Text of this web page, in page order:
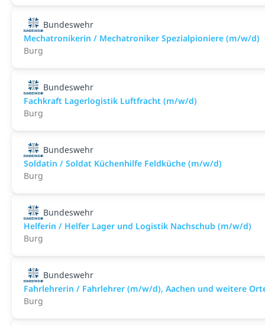
Bundeswehr
Mechatronikerin / Mechatroniker Spezialpioniere (m/w/d)
Burg
Bundeswehr
Fachkraft Lagerlogistik Luftfracht (m/w/d)
Burg
Bundeswehr
Soldatin / Soldat Küchenhilfe Feldküche (m/w/d)
Burg
Bundeswehr
Helferin / Helfer Lager und Logistik Nachschub (m/w/d)
Burg
Bundeswehr
Fahrlehrerin / Fahrlehrer (m/w/d), Aachen und weitere
Burg